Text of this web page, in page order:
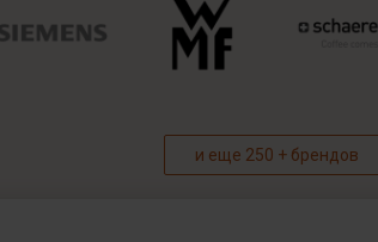
и еще 250 + брендов